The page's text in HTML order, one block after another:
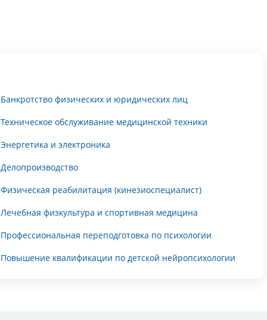
Банкротство физических и юридических лиц
Техническое обслуживание медицинской техники
Энергетика и электроника
Делопроизводство
Физическая реабилитация (кинезиоспециалист)
Лечебная физкультура и спортивная медицина
Профессиональная переподготовка по психологии
Повышение квалификации по детской нейропсихологии